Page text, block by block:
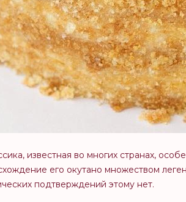
известная во многих странах,
его окутано множеством
подтверждений этому нет.